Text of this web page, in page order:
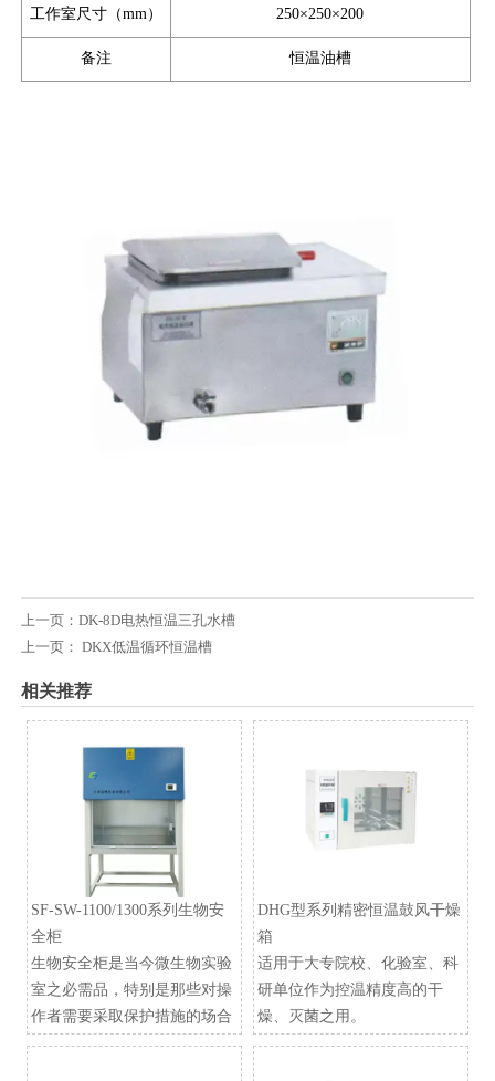
工作室尺寸（mm） 250×250×200
备注 恒温油槽
上一页： DK-8D电热恒温三孔水槽
上一页： DKX低温循环恒温槽
相关推荐
SF-SW-1100/1300系列生物安
全柜
生物安全柜是当今微生物实验
室之必需品，特别是那些对操
作者需要采取保护措施的场合
DHG型系列精密恒温鼓风干燥
箱
适用于大专院校、化验室、科
研单位作为控温精度高的干
燥、灭菌之用。